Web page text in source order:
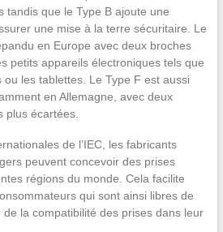
tandis que le Type B ajoute une
une mise à la terre sécuritaire. Le
en Europe avec deux broches
petits appareils électroniques tels que
les tablettes. Le Type F est aussi
en Allemagne, avec deux
plus écartées.
de l’IEC, les fabricants
peuvent concevoir des prises
régions du monde. Cela facilite
qui sont ainsi libres de
la compatibilité des prises dans leur